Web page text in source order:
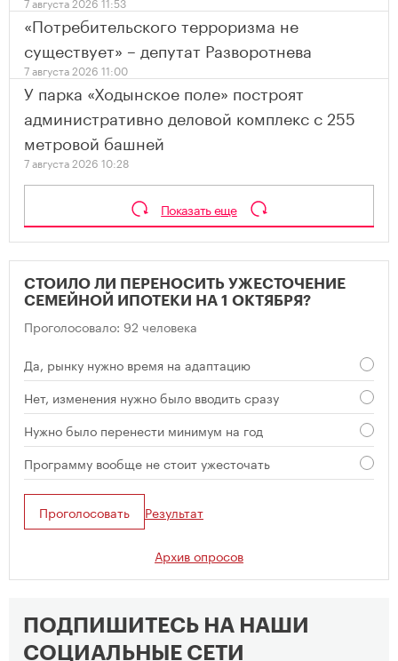
«Потребительского терроризма не
существует» – депутат Разворотнева
7 августа 2026 11:00
У парка «Ходынское поле» построят
административно деловой комплекс с 255
метровой башней
7 августа 2026 10:28
Показать еще
СТОИЛО ЛИ ПЕРЕНОСИТЬ УЖЕСТОЧЕНИЕ
СЕМЕЙНОЙ ИПОТЕКИ НА 1 ОКТЯБРЯ?
Проголосовало: 92 человека
Да, рынку нужно время на адаптацию
Нет, изменения нужно было вводить сразу
Нужно было перенести минимум на год
Программу вообще не стоит ужесточать
Проголосовать Результат
Архив опросов
ПОДПИШИТЕСЬ НА НАШИ
СОЦИАЛЬНЫЕ СЕТИ